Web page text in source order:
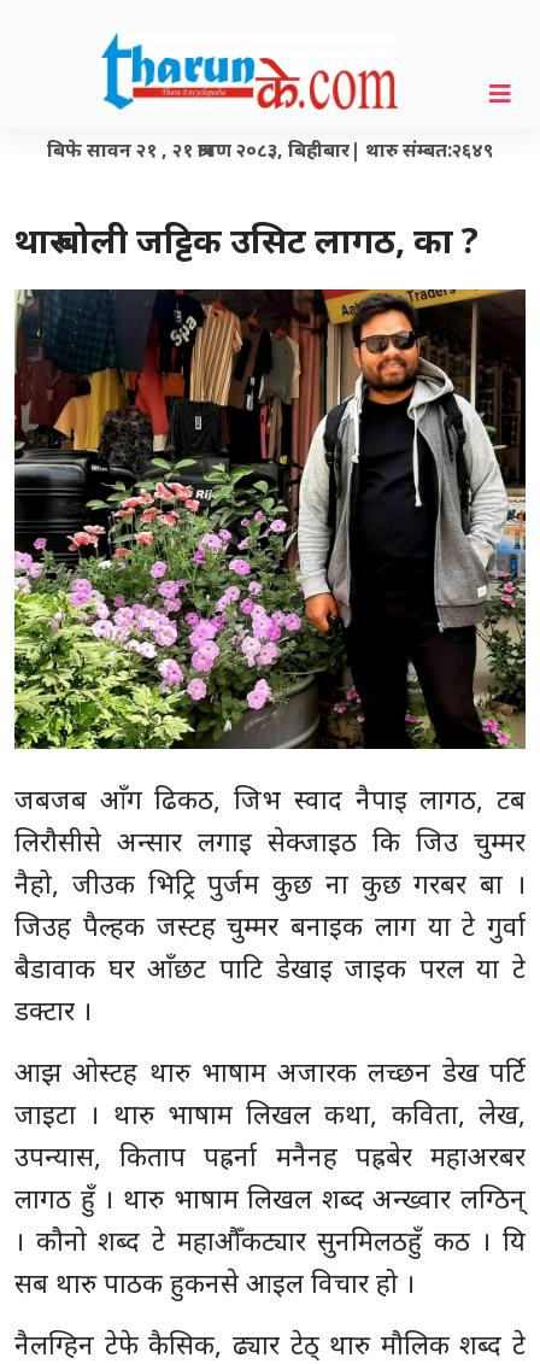
बिफे सावन २१ , २१ श्रावण २०८३, बिहीबार| थारु संम्बत:२६४९
थारु बोली जट्टिक उसिट लागठ, का ?
जबजब आँग ढिकठ, जिभ स्वाद नैपाइ लागठ, टब
लिरौसीसे अन्सार लगाइ सेक्जाइठ कि जिउ चुम्मर
नैहो, जीउक भिट्रि पुर्जम कुछ ना कुछ गरबर बा ।
जिउह पैल्हक जस्टह चुम्मर बनाइक लाग या टे गुर्वा
बैडावाक घर आँछट पाटि डेखाइ जाइक परल या टे
डक्टार ।
आझ ओस्टह थारु भाषाम अजारक लच्छन डेख पर्टि
जाइटा । थारु भाषाम लिखल कथा, कविता, लेख,
उपन्यास, किताप पह्रर्ना मनैनह पह्रबेर महाअरबर
लागठ हुँ । थारु भाषाम लिखल शब्द अन्ख्वार लग्ठिन्
। कौनो शब्द टे महाऔँकट्यार सुनमिलठहुँ कठ । यि
सब थारु पाठक हुकनसे आइल विचार हो ।
नैलग्हिन टेफे कैसिक, ढ्यार टेठ् थारु मौलिक शब्द टे